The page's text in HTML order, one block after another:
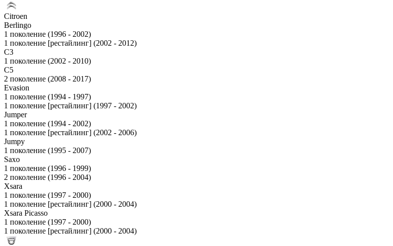
Citroen
Berlingo
1 поколение (1996 - 2002)
1 поколение [рестайлинг] (2002 - 2012)
C3
1 поколение (2002 - 2010)
C5
2 поколение (2008 - 2017)
Evasion
1 поколение (1994 - 1997)
1 поколение [рестайлинг] (1997 - 2002)
Jumper
1 поколение (1994 - 2002)
1 поколение [рестайлинг] (2002 - 2006)
Jumpy
1 поколение (1995 - 2007)
Saxo
1 поколение (1996 - 1999)
2 поколение (1996 - 2004)
Xsara
1 поколение (1997 - 2000)
1 поколение [рестайлинг] (2000 - 2004)
Xsara Picasso
1 поколение (1997 - 2000)
1 поколение [рестайлинг] (2000 - 2004)